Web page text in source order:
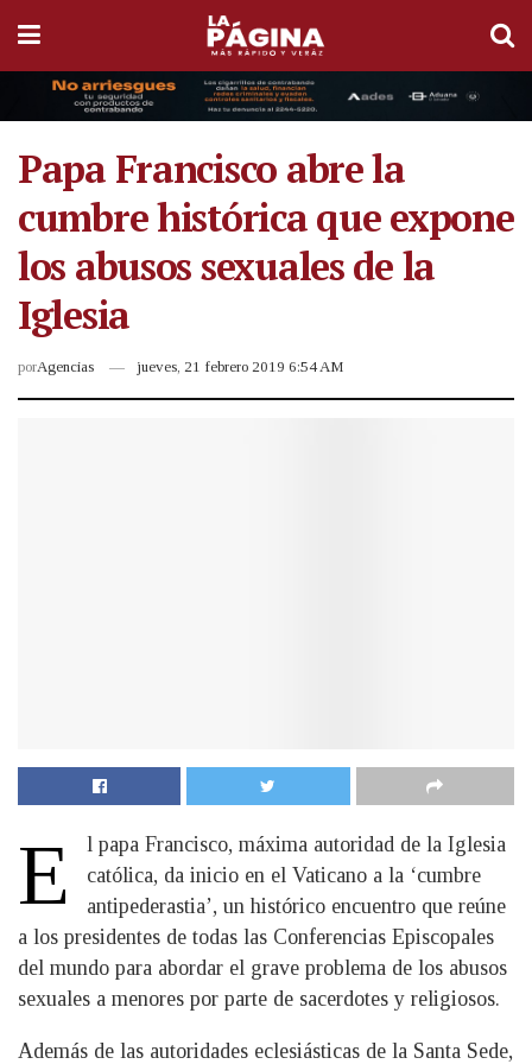
Papa Francisco abre la
cumbre histórica que expone
los abusos sexuales de la
Iglesia
porAgencias jueves, 21 febrero 2019 6:54 AM
E
l papa Francisco, máxima autoridad de la Iglesia
católica, da inicio en el Vaticano a la ‘cumbre
antipederastia’, un histórico encuentro que reúne
a los presidentes de todas las Conferencias Episcopales
del mundo para abordar el grave problema de los abusos
sexuales a menores por parte de sacerdotes y religiosos.
Además de las autoridades eclesiásticas de la Santa Sede,